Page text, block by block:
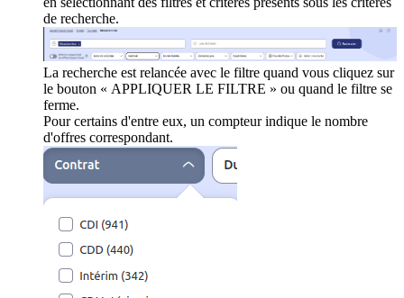
de recherche.
La recherche est relancée avec le filtre quand vous cliquez sur
le bouton « APPLIQUER LE FILTRE » ou quand le filtre se
ferme.
Pour certains d'entre eux, un compteur indique le nombre
d'offres correspondant.